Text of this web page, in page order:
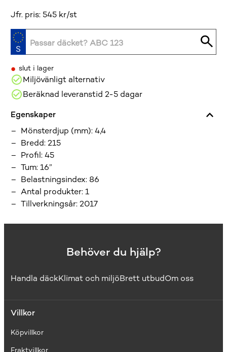
Jfr. pris: 545 kr/st
• slut i lager
Miljövänligt alternativ
Beräknad leveranstid 2-5 dagar
Egenskaper
Mönsterdjup (mm):4,4
Bredd:215
Profil:45
Tum:16”
Belastningsindex: 86
Antal produkter:1
Tillverkningsår:2017
Behöver du hjälp?
Handla däckKlimat och miljöBrett utbudOm oss
Villkor
Köpvillkor